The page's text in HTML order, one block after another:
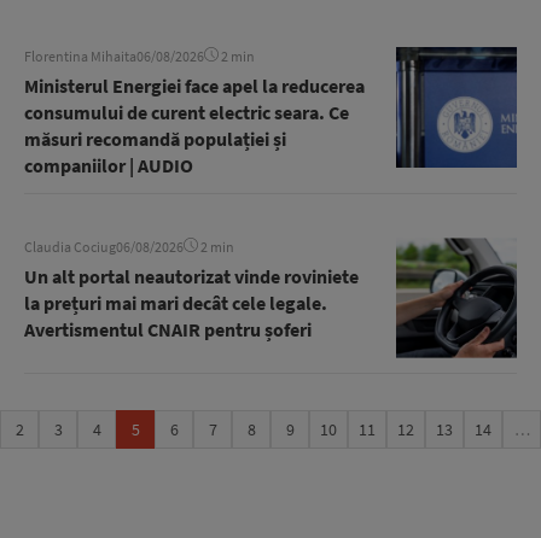
Florentina Mihaita06/08/2026 2 min
Ministerul Energiei face apel la reducerea
consumului de curent electric seara. Ce
măsuri recomandă populației și
companiilor | AUDIO
Claudia Cociug06/08/2026 2 min
Un alt portal neautorizat vinde roviniete
la prețuri mai mari decât cele legale.
Avertismentul CNAIR pentru șoferi
2 3 4 5 6 7 8 9 10 11 12 13 14 …